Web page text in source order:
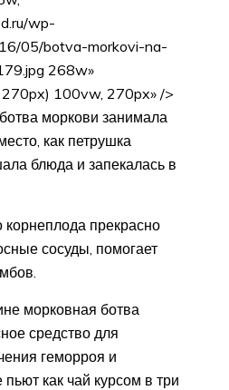
wp-
05/botva-morkovi-na-
268w»
100vw, 270px» />
моркови занимала
как петрушка
блюда и запекалась в
прекрасно
сосуды, помогает
морковная ботва
средство для
геморроя и
как чай курсом в три